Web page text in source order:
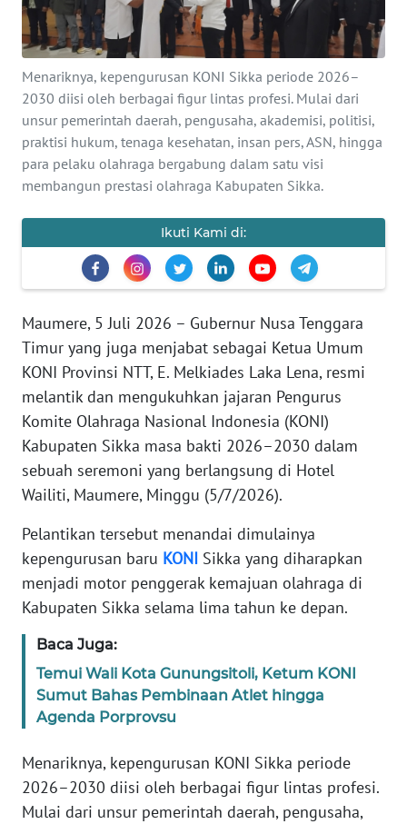
Menariknya, kepengurusan KONI Sikka periode 2026–
2030 diisi oleh berbagai figur lintas profesi. Mulai dari
unsur pemerintah daerah, pengusaha, akademisi, politisi,
praktisi hukum, tenaga kesehatan, insan pers, ASN, hingga
para pelaku olahraga bergabung dalam satu visi
membangun prestasi olahraga Kabupaten Sikka.
Ikuti Kami di:
Maumere, 5 Juli 2026 – Gubernur Nusa Tenggara
Timur yang juga menjabat sebagai Ketua Umum
KONI Provinsi NTT, E. Melkiades Laka Lena, resmi
melantik dan mengukuhkan jajaran Pengurus
Komite Olahraga Nasional Indonesia (KONI)
Kabupaten Sikka masa bakti 2026–2030 dalam
sebuah seremoni yang berlangsung di Hotel
Wailiti, Maumere, Minggu (5/7/2026).
Pelantikan tersebut menandai dimulainya
kepengurusan baru KONI Sikka yang diharapkan
menjadi motor penggerak kemajuan olahraga di
Kabupaten Sikka selama lima tahun ke depan.
Baca Juga:
Temui Wali Kota Gunungsitoli, Ketum KONI
Sumut Bahas Pembinaan Atlet hingga
Agenda Porprovsu
Menariknya, kepengurusan KONI Sikka periode
2026–2030 diisi oleh berbagai figur lintas profesi.
Mulai dari unsur pemerintah daerah, pengusaha,
KAMI
INFO
IKLAN
TENTANG
KAMI
PEDOMAN
KARIR
DISCLAIMER
Wahana
News
Regional
WN
WN
JAKARTA
WN
WN
BANTEN
WN
NTT